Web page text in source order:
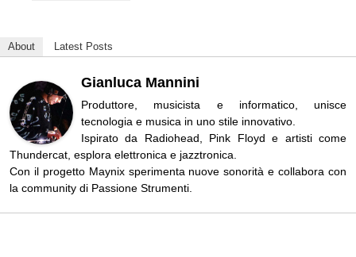
About Latest Posts
Gianluca Mannini
Produttore, musicista e informatico, unisce
tecnologia e musica in uno stile innovativo.
Ispirato da Radiohead, Pink Floyd e artisti come
Thundercat, esplora elettronica e jazztronica.
Con il progetto Maynix sperimenta nuove sonorità e collabora con
la community di Passione Strumenti.